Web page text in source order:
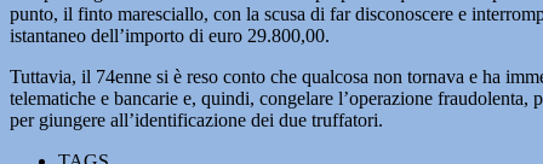
punto, il finto maresciallo, con la scusa di far disconoscere e
istantaneo dell’importo di euro 29.800,00.
Tuttavia, il 74enne si è reso conto che qualcosa non tornava e ha
telematiche e bancarie e, quindi, congelare l’operazione fraudolenta,
per giungere all’identificazione dei due truffatori.